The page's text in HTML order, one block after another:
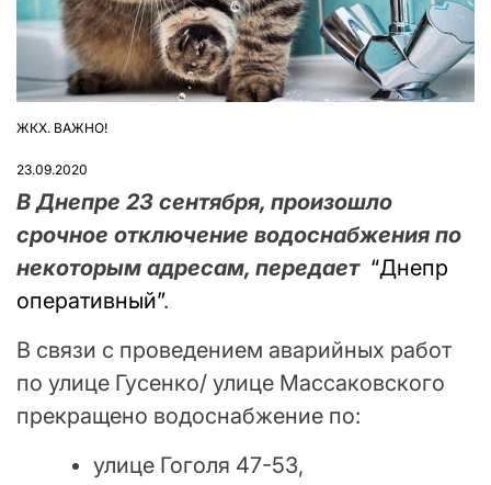
ОПУБЛІКУВАТИ
ЖКХ. ВАЖНО!
23.09.2020
В Днепре 23 сентября, произошло
срочное отключение водоснабжения по
некоторым адресам, передает “Днепр
оперативный”.
В связи с проведением аварийных работ
по улице Гусенко/ улице Массаковского
прекращено водоснабжение по:
улице Гоголя 47-53,